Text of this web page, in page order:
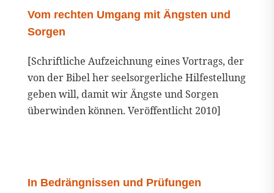
Vom rechten Umgang mit Ängsten und
Sorgen
[Schriftliche Aufzeichnung eines Vortrags, der
von der Bibel her seelsorgerliche Hilfestellung
geben will, damit wir Ängste und Sorgen
überwinden können. Veröffentlicht 2010]
In Bedrängnissen und Prüfungen